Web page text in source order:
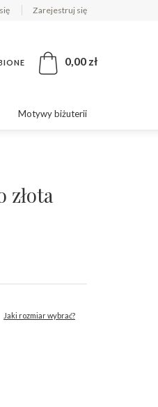
Zarejestruj się
0,00 zł
Motywy biżuterii
złota
Jaki rozmiar wybrać?